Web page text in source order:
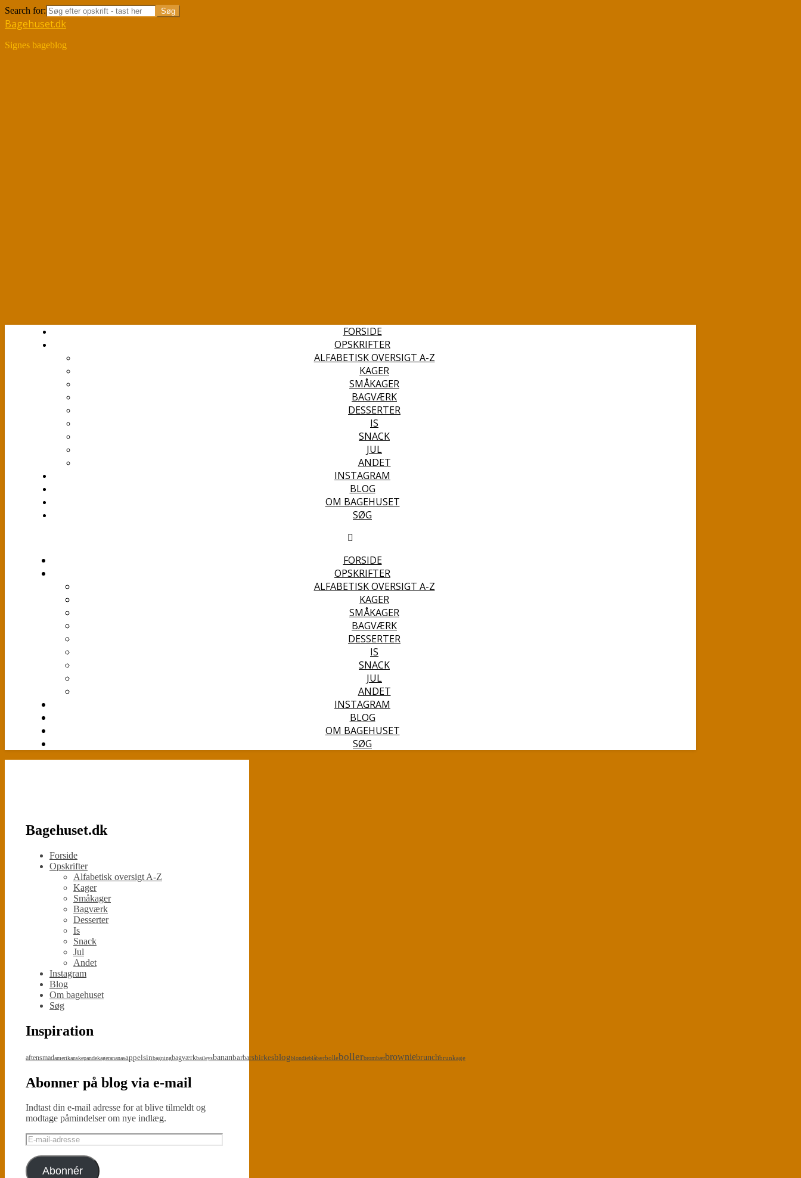
Search for:
Bagehuset.dk
Signes bageblog
FORSIDE
OPSKRIFTER
ALFABETISK OVERSIGT A-Z
KAGER
SMÅKAGER
BAGVÆRK
DESSERTER
IS
SNACK
JUL
ANDET
INSTAGRAM
BLOG
OM BAGEHUSET
SØG
FORSIDE
OPSKRIFTER
ALFABETISK OVERSIGT A-Z
KAGER
SMÅKAGER
BAGVÆRK
DESSERTER
IS
SNACK
JUL
ANDET
INSTAGRAM
BLOG
OM BAGEHUSET
SØG
Bagehuset.dk
Forside
Opskrifter
Alfabetisk oversigt A-Z
Kager
Småkager
Bagværk
Desserter
Is
Snack
Jul
Andet
Instagram
Blog
Om bagehuset
Søg
Inspiration
aftensmadamerikanskepandekagerananasappelsinbagningbagværkbaileysbananbarbarsbirkesblogblondieblåbærbollebollerbrombærbrowniebrunchbrunkage
Abonner på blog via e-mail
Indtast din e-mail adresse for at blive tilmeldt og
modtage påmindelser om nye indlæg.
E-
mail-
adresse
Abonnér